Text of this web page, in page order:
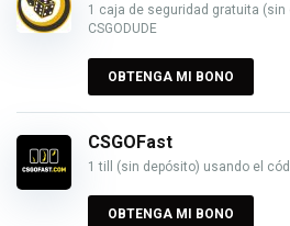
1 caja de seguridad gratuita
CSGODUDE
OBTENGA MI BONO
CSGOFast
1 till (sin depósito) usando el
OBTENGA MI BONO